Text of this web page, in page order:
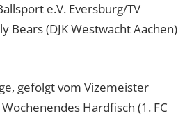
e.V. Eversburg/TV
Bears (DJK Westwacht Aachen)
gefolgt vom Vizemeister
Hardfisch (1. FC